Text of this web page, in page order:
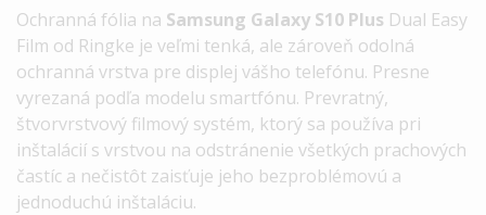
Ochranná fólia na Samsung Galaxy S10 Plus Dual Easy
Film od Ringke je veľmi tenká, ale zároveň odolná
ochranná vrstva pre displej vášho telefónu. Presne
vyrezaná podľa modelu smartfónu. Prevratný,
štvorvrstvový filmový systém, ktorý sa používa pri
inštalácií s vrstvou na odstránenie všetkých prachových
častíc a nečistôt zaisťuje jeho bezproblémovú a
jednoduchú inštaláciu.